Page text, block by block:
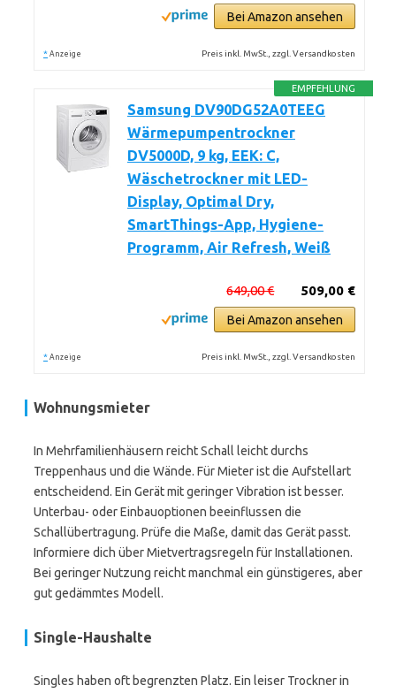
Bei Amazon ansehen
* Anzeige Preis inkl. MwSt., zzgl. Versandkosten
EMPFEHLUNG
Samsung DV90DG52A0TEEG
Wärmepumpentrockner
DV5000D, 9 kg, EEK: C,
Wäschetrockner mit LED-
Display, Optimal Dry,
SmartThings-App, Hygiene-
Programm, Air Refresh, Weiß
509,00 €
649,00 €
Bei Amazon ansehen
* Anzeige Preis inkl. MwSt., zzgl. Versandkosten
Wohnungsmieter
In Mehrfamilienhäusern reicht Schall leicht durchs
Treppenhaus und die Wände. Für Mieter ist die Aufstellart
entscheidend. Ein Gerät mit geringer Vibration ist besser.
Unterbau- oder Einbauoptionen beeinflussen die
Schallübertragung. Prüfe die Maße, damit das Gerät passt.
Informiere dich über Mietvertragsregeln für Installationen.
Bei geringer Nutzung reicht manchmal ein günstigeres, aber
gut gedämmtes Modell.
Single-Haushalte
Singles haben oft begrenzten Platz. Ein leiser Trockner in